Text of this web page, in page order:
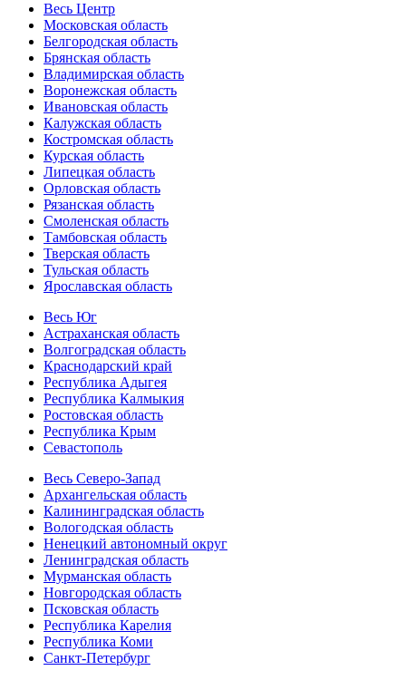
Весь Центр
Московская область
Белгородская область
Брянская область
Владимирская область
Воронежская область
Ивановская область
Калужская область
Костромская область
Курская область
Липецкая область
Орловская область
Рязанская область
Смоленская область
Тамбовская область
Тверская область
Тульская область
Ярославская область
Весь Юг
Астраханская область
Волгоградская область
Краснодарский край
Республика Адыгея
Республика Калмыкия
Ростовская область
Республика Крым
Севастополь
Весь Северо-Запад
Архангельская область
Калининградская область
Вологодская область
Ненецкий автономный округ
Ленинградская область
Мурманская область
Новгородская область
Псковская область
Республика Карелия
Республика Коми
Санкт-Петербург